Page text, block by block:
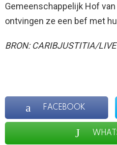
Gemeenschappelijk Hof
ontvingen ze een bef met
BRON: CARIBJUSTITIA/
FACEBOOK